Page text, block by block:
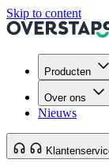
Skip to content
Producten
Over ons
Nieuws